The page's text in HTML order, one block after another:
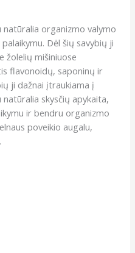
natūralia organizmo valymo
Dėl šių savybių ji
žolelių mišiniuose
flavonoidų, saponinų ir
ji dažnai įtraukiama į
natūralia skysčių apykaita,
ir bendru organizmo
poveikio augalu,